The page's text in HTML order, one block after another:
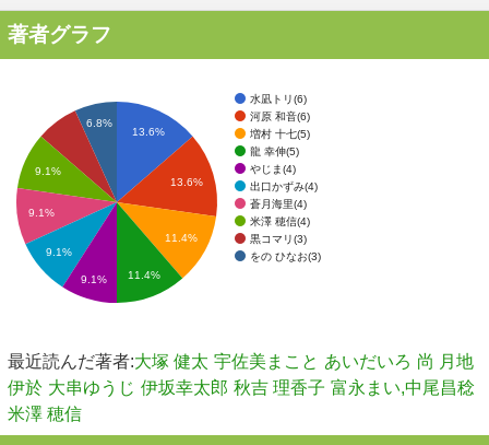
著者グラフ
水凪トリ(6)
河原 和音(6)
増村 十七(5)
龍 幸伸(5)
やじま(4)
出口かずみ(4)
蒼月海里(4)
米澤 穂信(4)
黒コマリ(3)
をの ひなお(3)
13.6%
13.6%
11.4%
6.8%
9.1%
9.1%
9.1%
9.1% 11.4%
最近読んだ著者:大塚 健太 宇佐美まこと あいだいろ 尚 月地
伊於 大串ゆうじ 伊坂幸太郎 秋吉 理香子 富永まい,中尾昌稔
米澤 穂信